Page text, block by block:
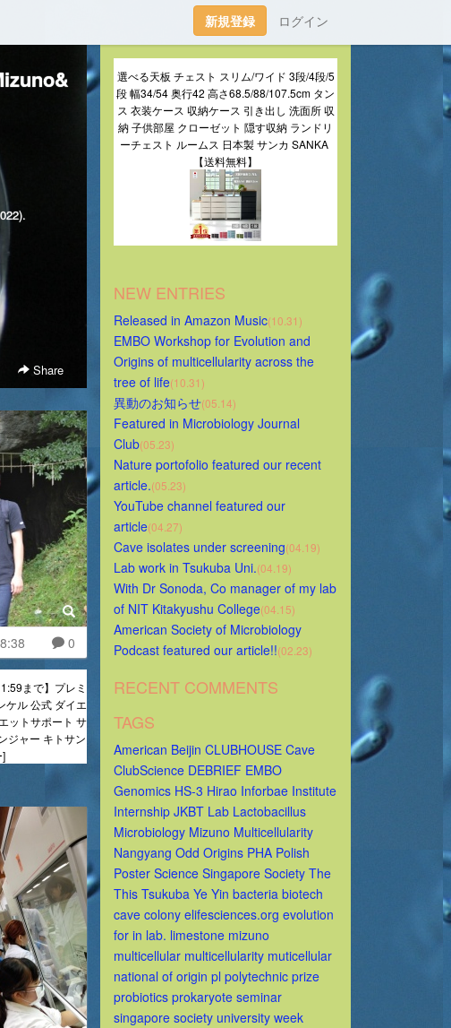
新規登録 ログイン
Share
0
まで】プレミ
ケル 公式 ダイエ
ットサポート サ
ジャー キトサン
選べる天板 チェスト スリム/ワイド 3段/4段/5
段 幅34/54 奥行42 高さ68.5/88/107.5cm タン
ス 衣装ケース 収納ケース 引き出し 洗面所 収
納 子供部屋 クローゼット 隠す収納 ランドリ
ーチェスト ルームス 日本製 サンカ SANKA
【送料無料】
NEW ENTRIES
Released in Amazon Music(10.31)
EMBO Workshop for Evolution and
Origins of multicellularity across the
tree of life(10.31)
異動のお知らせ(05.14)
Featured in Microbiology Journal
Club(05.23)
Nature portofolio featured our recent
article.(05.23)
YouTube channel featured our
article(04.27)
Cave isolates under screening(04.19)
Lab work in Tsukuba Uni.(04.19)
With Dr Sonoda, Co manager of my lab
of NIT Kitakyushu College(04.15)
American Society of Microbiology
Podcast featured our article!!(02.23)
RECENT COMMENTS
TAGS
American Beijin CLUBHOUSE Cave
ClubScience DEBRIEF EMBO
Genomics HS-3 Hirao Inforbae Institute
Internship JKBT Lab Lactobacillus
Microbiology Mizuno Multicellularity
Nangyang Odd Origins PHA Polish
Poster Science Singapore Society The
This Tsukuba Ye Yin bacteria biotech
cave colony elifesciences.org evolution
for in lab. limestone mizuno
multicellular multicellularity muticellular
national of origin pl polytechnic prize
probiotics prokaryote seminar
singapore society university week